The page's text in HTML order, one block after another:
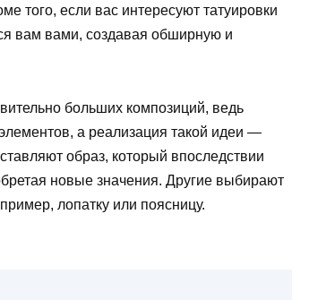
того, если вас интересуют татуировки
вам вами, создавая обширную и
больших композиций, ведь
а реализация такой идеи —
образ, который впоследствии
новые значения. Другие выбирают
лопатку или поясницу.